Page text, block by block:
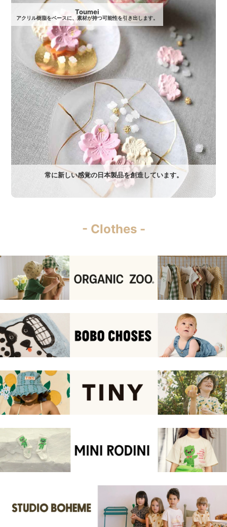
Toumei
アクリル樹脂をベースに、素材が持つ可能性を引き出します。
常に新しい感覚の日本製品を創造しています。
- Clothes -